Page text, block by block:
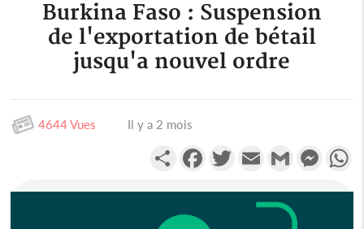
Burkina Faso : Suspension
de l'exportation de bétail
jusqu'a nouvel ordre
4644 Vues Il y a 2 mois
PartagerFacebookTwitterEmail Gmail